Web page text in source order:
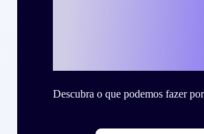
Descubra o que podemos fazer